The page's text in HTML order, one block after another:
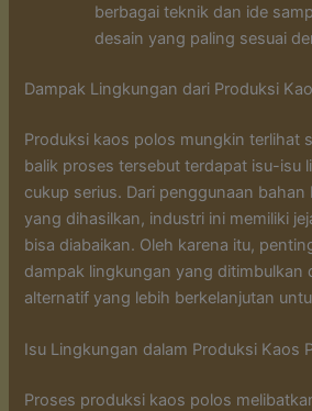
berbagai teknik dan ide
desain yang paling sesuai
Dampak Lingkungan dari Produksi
Produksi kaos polos mungkin terlihat
balik proses tersebut terdapat isu-isu
cukup serius. Dari penggunaan
yang dihasilkan, industri ini memiliki
bisa diabaikan. Oleh karena itu,
dampak lingkungan yang ditimbulkan
alternatif yang lebih berkelanjutan
Isu Lingkungan dalam Produksi Kaos
Proses produksi kaos polos